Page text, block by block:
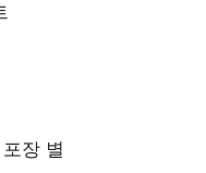
장 별